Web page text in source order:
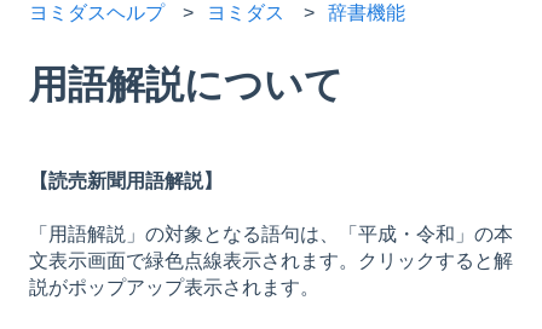
ヨミダスヘルプ ヨミダス 辞書機能
用語解説について
【読売新聞用語解説】
「用語解説」の対象となる語句は、「平成・令和」の本
文表示画面で緑色点線表示されます。クリックすると解
説がポップアップ表示されます。